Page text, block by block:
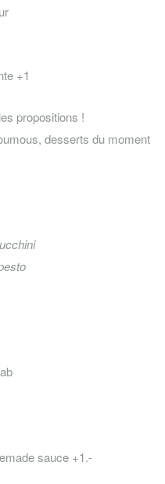
+1
propositions !
desserts du moment
sauce +1.-